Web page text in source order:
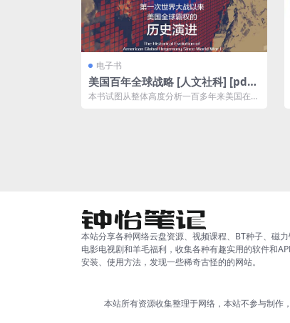
电子书
美国百年全球战略 [ 人文社科] [pdf
+全格式]
本书试图从整体高度分析一百多年来美国在不
本站分享各种网络云盘资源、视频课程、BT种子、磁
电影电视剧和羊毛福利，收集各种有趣实用的软件和
安装、使用方法，发现一些稀奇古怪的的网站。
本站所有资源收集整理于网络，本站不参与制作